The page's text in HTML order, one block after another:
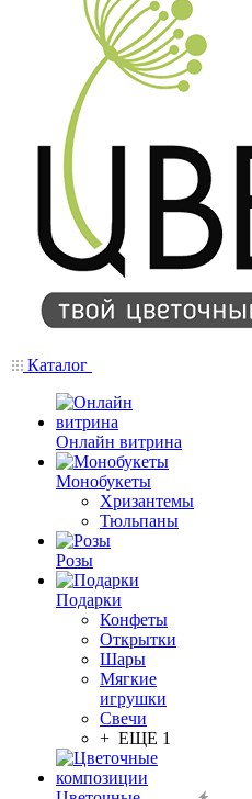
Каталог
Онлайн витрина
Монобукеты
Хризантемы
Тюльпаны
Розы
Подарки
Конфеты
Открытки
Шары
Мягкие
игрушки
Свечи
+ ЕЩЕ 1